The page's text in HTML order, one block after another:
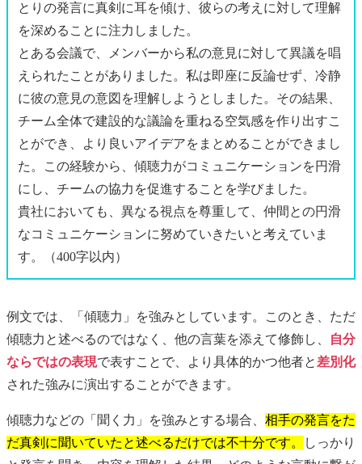
とりの発言に真剣に耳を傾け、彼らの考えに対して理解
を深めることに注力しました。
とある会議で、メンバーから私の意見に対して異議を唱
えられたことがありました。私は即座に反論せず、冷静
に彼の意見の意図を理解しようとしました。その結果、
チーム全体で建設的な議論を重ねる空気感を作り出すこ
とができ、より良いアイデアをまとめることができまし
た。この経験から、傾聴力がコミュニケーションを円滑
にし、チームの協力を促進することを学びました。
貴社においても、異なる視点を尊重して、仲間との円滑
なコミュニケーションに努めていきたいと考えていま
す。（400字以内）
例文では、「傾聴力」を強みとしています。このとき、ただ
傾聴力と述べるのではなく、他の言葉を添えて修飾し、
自分
ならではの表現で表すことで、より具体的かつ他者と 差別化
された強みに演出することができます。
傾聴力などの「聞く力」を強みとする場合、 相手の発言をた
だ真剣に聞いていたと述べるだけでは不十分です。
しっかり